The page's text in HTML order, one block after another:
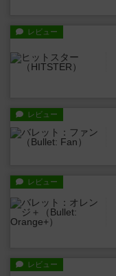
レビュー
レビュー
レビュー
レビュー